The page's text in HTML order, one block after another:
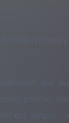
qui
promo
est simple :